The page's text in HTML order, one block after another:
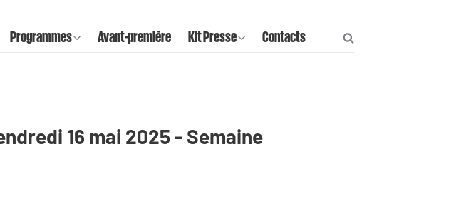
Programmes Avant-première Kit Presse Contacts
16 mai 2025 - Semaine